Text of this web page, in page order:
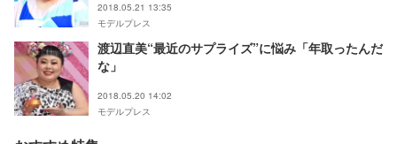
2018.05.21 13:35
モデルプレス
渡辺直美“最近のサプライズ”に悩み「年取ったんだ
な」
2018.05.20 14:02
モデルプレス